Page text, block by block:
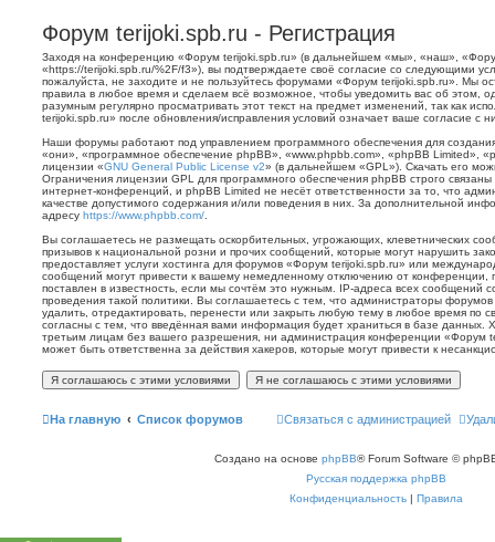
Форум terijoki.spb.ru - Регистрация
Заходя на конференцию «Форум terijoki.spb.ru» (в дальнейшем «мы», «наш»,
«https://terijoki.spb.ru/%2F/f3»), вы подтверждаете своё согласие со следующими
пожалуйста, не заходите и не пользуйтесь форумами «Форум terijoki.spb.ru». Мы
правила в любое время и сделаем всё возможное, чтобы уведомить вас об этом,
разумным регулярно просматривать этот текст на предмет изменений, так как
terijoki.spb.ru» после обновления/исправления условий означает ваше согласие с
Наши форумы работают под управлением программного обеспечения для
«они», «программное обеспечение phpBB», «www.phpbb.com», «phpBB Limited»,
лицензии «GNU General Public License v2» (в дальнейшем «GPL»). Скачать его
Ограничения лицензии GPL для программного обеспечения phpBB строго
интернет-конференций, и phpBB Limited не несёт ответственности за то, что
качестве допустимого содержания и/или поведения в них. За дополнительной
адресу https://www.phpbb.com/
Вы соглашаетесь не размещать оскорбительных, угрожающих, клеветнических
призывов к национальной розни и прочих сообщений, которые могут нарушить
предоставляет услуги хостинга для форумов «Форум terijoki.spb.ru» или
сообщений могут привести к вашему немедленному отключению от конференции,
поставлен в известность, если мы сочтём это нужным. IP-адреса всех сообщений
проведения такой политики. Вы соглашаетесь с тем, что администраторы
удалить, отредактировать, перенести или закрыть любую тему в любое время по
согласны с тем, что введённая вами информация будет храниться в базе данных.
третьим лицам без вашего разрешения, ни администрация конференции «Форум
может быть ответственна за действия хакеров, которые могут привести к
На главную Список форумов Связаться с администрацией
Создано на основе phpBB® Forum Software ©
Русская поддержка phpBB
Конфиденциальность | Правила